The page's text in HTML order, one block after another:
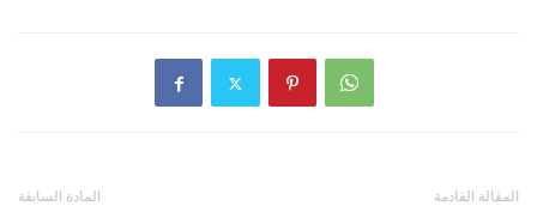
المادة السابقة المقالة القادمة